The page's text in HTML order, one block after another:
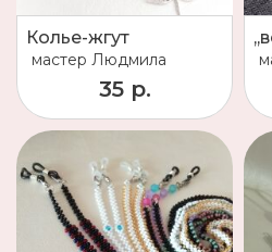
Колье-жгут
мастер Людмила
35 р.